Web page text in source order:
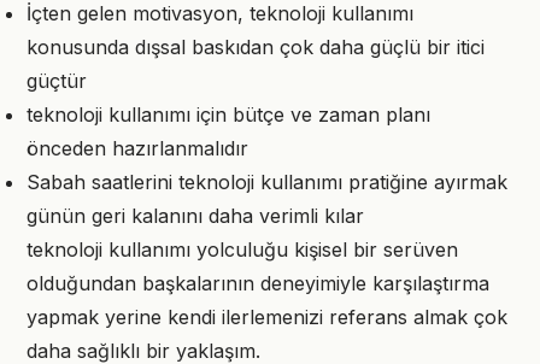
İçten gelen motivasyon, teknoloji kullanımı
konusunda dışsal baskıdan çok daha güçlü bir itici
güçtür
teknoloji kullanımı için bütçe ve zaman planı
önceden hazırlanmalıdır
Sabah saatlerini teknoloji kullanımı pratiğine ayırmak
günün geri kalanını daha verimli kılar
teknoloji kullanımı yolculuğu kişisel bir serüven
olduğundan başkalarının deneyimiyle karşılaştırma
yapmak yerine kendi ilerlemenizi referans almak çok
daha sağlıklı bir yaklaşım.